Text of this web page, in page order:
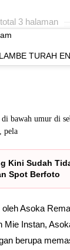
3 halaman
kreator Willie
Kini Sudah
Spot Berfoto
Asoka
Mie Instan,
berupa